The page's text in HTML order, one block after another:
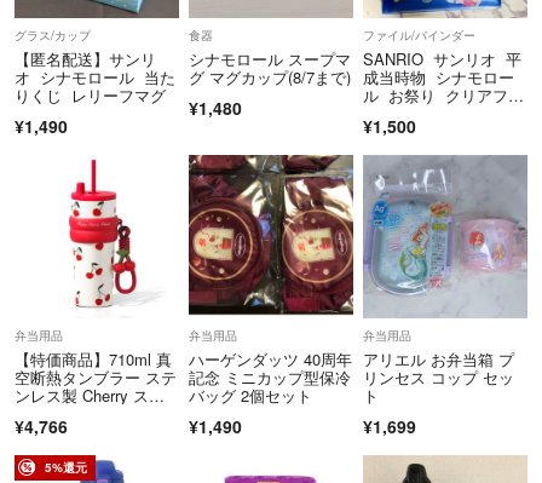
グラス/カップ
【匿名配送】サンリ
オ シナモロール 当た
りくじ レリーフマグ
¥1,490
食器
シナモロール スープマ
グ マグカップ(8/7まで)
¥1,480
ファイル/バインダー
SANRIO サンリオ 平
成当時物 シナモロー
ル お祭り クリアファ
¥1,500
弁当用品
【特価商品】710ml 真
空断熱タンブラー ステ
ンレス製 Cherry スト
¥4,766
弁当用品
ハーゲンダッツ 40周年
記念 ミニカップ型保冷
バッグ 2個セット
¥1,490
弁当用品
アリエル お弁当箱 プ
リンセス コップ セッ
ト
¥1,699
5%還元